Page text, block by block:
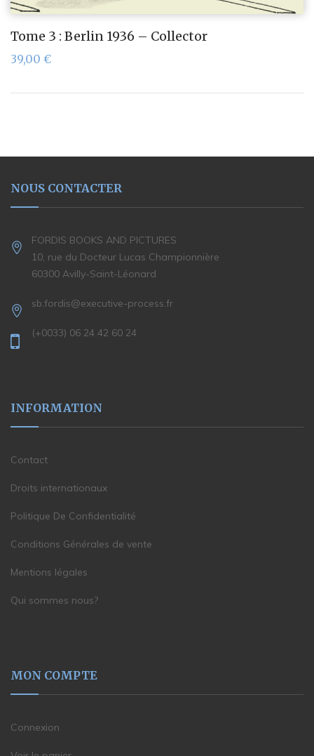
Tome 3 : Berlin 1936 – Collector
39,00 €
NOUS CONTACTER
FORDIS BOOKS AND PICTURES
10, rue du Docteur Lucas Championnière
60300 Avilly-Saint-Léonard
sb.fordis@executive-process.fr
(+0033) 06 24 42 60 24
INFORMATION
Contact
Droits internationaux
Politique De Confidentialité
Conditions Générales de vente
Mentions légales
Qui sommes nous?
MON COMPTE
Connexion